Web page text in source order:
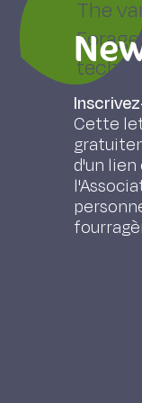
The
Pousset
Cette
d'un